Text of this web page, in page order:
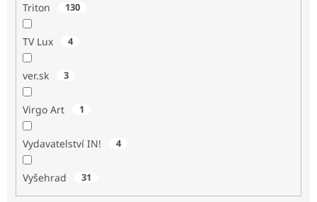
Triton 130
TV Lux 4
ver.sk 3
Virgo Art 1
Vydavatelství IN! 4
Vyšehrad 31